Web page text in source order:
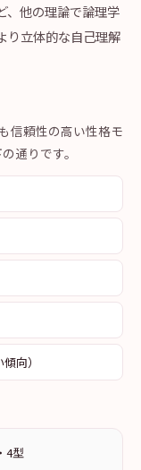
、他の理論で論理学
り立体的な自己理解
信頼性の高い性格モ
通りです。
向）
4型